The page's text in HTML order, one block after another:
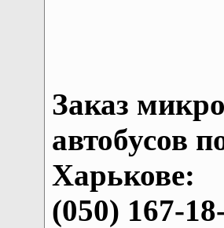
Заказ
автобусов
Харькове:
(050) 167-